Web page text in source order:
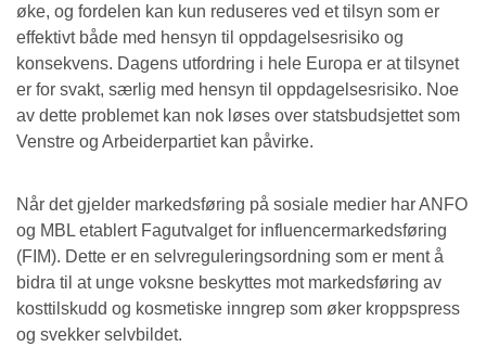
øke, og fordelen kan kun reduseres ved et tilsyn som er
effektivt både med hensyn til oppdagelsesrisiko og
konsekvens. Dagens utfordring i hele Europa er at tilsynet
er for svakt, særlig med hensyn til oppdagelsesrisiko. Noe
av dette problemet kan nok løses over statsbudsjettet som
Venstre og Arbeiderpartiet kan påvirke.
Når det gjelder markedsføring på sosiale medier har ANFO
og MBL etablert Fagutvalget for influencermarkedsføring
(FIM). Dette er en selvreguleringsordning som er ment å
bidra til at unge voksne beskyttes mot markedsføring av
kosttilskudd og kosmetiske inngrep som øker kroppspress
og svekker selvbildet.